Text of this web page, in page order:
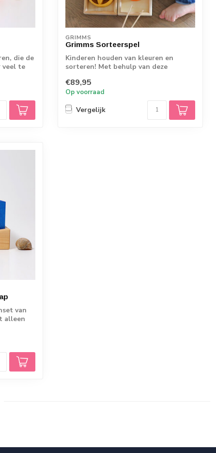
die de
veel te
GRIMMS
Grimms Sorteerspel
Kinderen houden van kleuren en
sorteren! Met behulp van deze
€89,95
Op voorraad
Vergelijk
van
alleen